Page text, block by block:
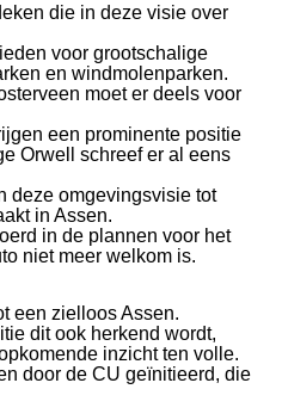
die in deze visie over
voor grootschalige
en windmolenparken.
moet er deels voor
een prominente positie
Orwell schreef er al eens
deze omgevingsvisie tot
in Assen.
in de plannen voor het
niet meer welkom is.
een zielloos Assen.
dit ook herkend wordt,
inzicht ten volle.
door de CU geïnitieerd, die